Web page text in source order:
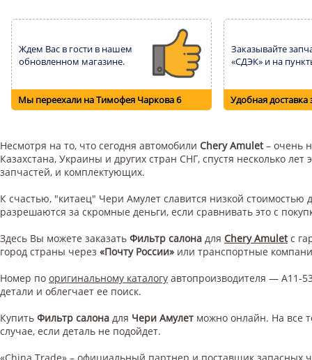
Ждем Вас в гости в нашем
обновленном магазине.
Мы переехали на Тимофея Чаркова 6
Заказывайте
«СДЭК» и на
Удобная доставка
Несмотря на то, что сегодня автомобили Chery Amulet– очень
Казахстана, Украины и других стран СНГ, спустя несколько
запчастей, и комплектующих.
К счастью, "китаец" Чери Амулет славится низкой
разрешаются за скромные деньги, если сравнивать это с
Здесь Вы можете заказать Фильтр салона для Chery Amuletс
город страны через «Почту России» или транспортные
Номер по оригинальному каталогу автопроизводителя — A11-
детали и облегчает ее поиск.
Купить Фильтр салона для Чери Амулет можно онлайн. На все
случае, если деталь не подойдет.